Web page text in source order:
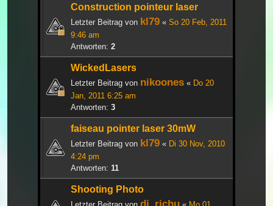
Construction pointeur laser
Letzter Beitrag von kl79 « So 20 Feb, 2011
9:46 am
Antworten: 2
WickedLasers
Letzter Beitrag von nikoones « Do 20
Jan, 2011 6:25 am
Antworten: 3
faiseau pointer laser 30mW
Letzter Beitrag von kl79 « Di 30 Nov, 2010
4:24 pm
Antworten: 11
Shooting Photo